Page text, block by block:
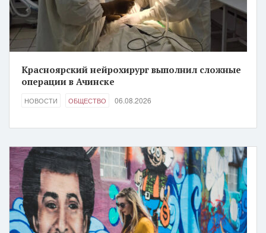
Красноярский нейрохирург выполнил сложные
операции в Ачинске
НОВОСТИ ОБЩЕСТВО 06.08.2026